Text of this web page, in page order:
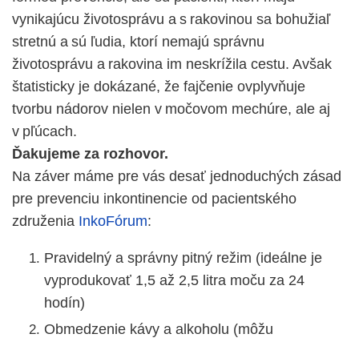
vynikajúcu životosprávu a s rakovinou sa bohužiaľ
stretnú a sú ľudia, ktorí nemajú správnu
životosprávu a rakovina im neskrížila cestu. Avšak
štatisticky je dokázané, že fajčenie ovplyvňuje
tvorbu nádorov nielen v močovom mechúre, ale aj
v pľúcach.
Ďakujeme za rozhovor.
Na záver máme pre vás desať jednoduchých zásad
pre prevenciu inkontinencie od pacientského
združenia InkoFórum:
Pravidelný a správny pitný režim (ideálne je
vyprodukovať 1,5 až 2,5 litra moču za 24
hodín)
Obmedzenie kávy a alkoholu (môžu